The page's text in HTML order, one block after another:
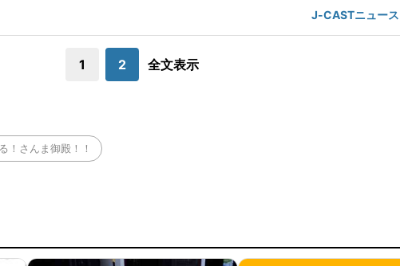
さぁ!今日から6月」西川さんは、屋外で撮影したトレーニングシャツ姿のショッ
を含む3枚の写真を投稿した。「最高のお天気です 日焼けしますね」とつづっ
生日に娘から貰った
J-CASTニュース
1 2 全文表示
！さんま御殿！！